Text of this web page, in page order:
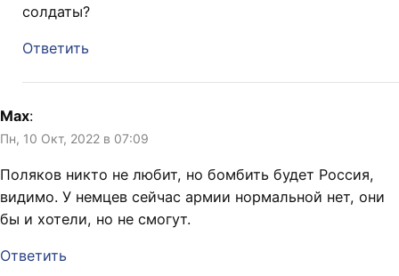
солдаты?
Ответить
Max:
Пн, 10 Окт, 2022 в 07:09
Поляков никто не любит, но бомбить будет Россия,
видимо. У немцев сейчас армии нормальной нет, они
бы и хотели, но не смогут.
Ответить